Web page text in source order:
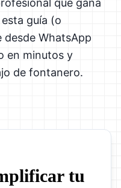
que gana
guía (o
WhatsApp
en minutos y
de fontanero.
tu